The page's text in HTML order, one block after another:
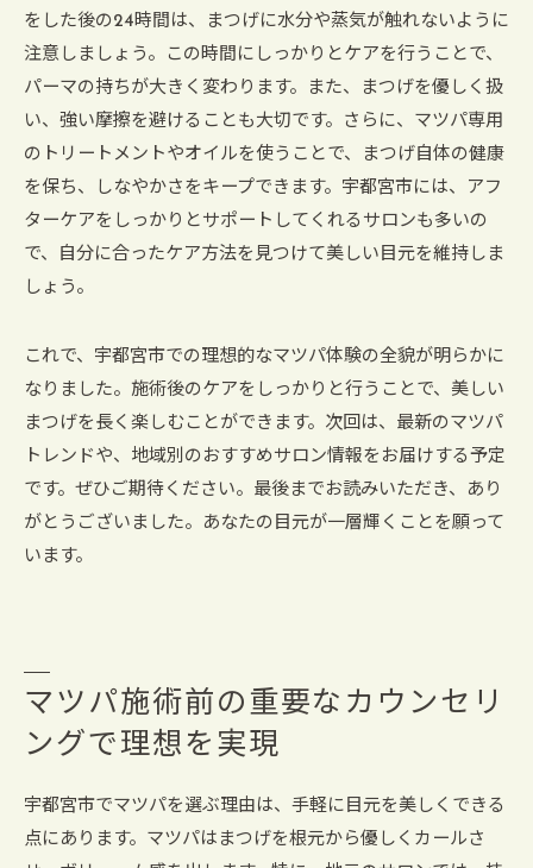
をした後の24時間は、まつげに水分や蒸気が触れないように
注意しましょう。この時間にしっかりとケアを行うことで、
パーマの持ちが大きく変わります。また、まつげを優しく扱
い、強い摩擦を避けることも大切です。さらに、マツパ専用
のトリートメントやオイルを使うことで、まつげ自体の健康
を保ち、しなやかさをキープできます。宇都宮市には、アフ
ターケアをしっかりとサポートしてくれるサロンも多いの
で、自分に合ったケア方法を見つけて美しい目元を維持しま
しょう。
これで、宇都宮市での理想的なマツパ体験の全貌が明らかに
なりました。施術後のケアをしっかりと行うことで、美しい
まつげを長く楽しむことができます。次回は、最新のマツパ
トレンドや、地域別のおすすめサロン情報をお届けする予定
です。ぜひご期待ください。最後までお読みいただき、あり
がとうございました。あなたの目元が一層輝くことを願って
います。
マツパ施術前の重要なカウンセリ
ングで理想を実現
宇都宮市でマツパを選ぶ理由は、手軽に目元を美しくできる
点にあります。マツパはまつげを根元から優しくカールさ